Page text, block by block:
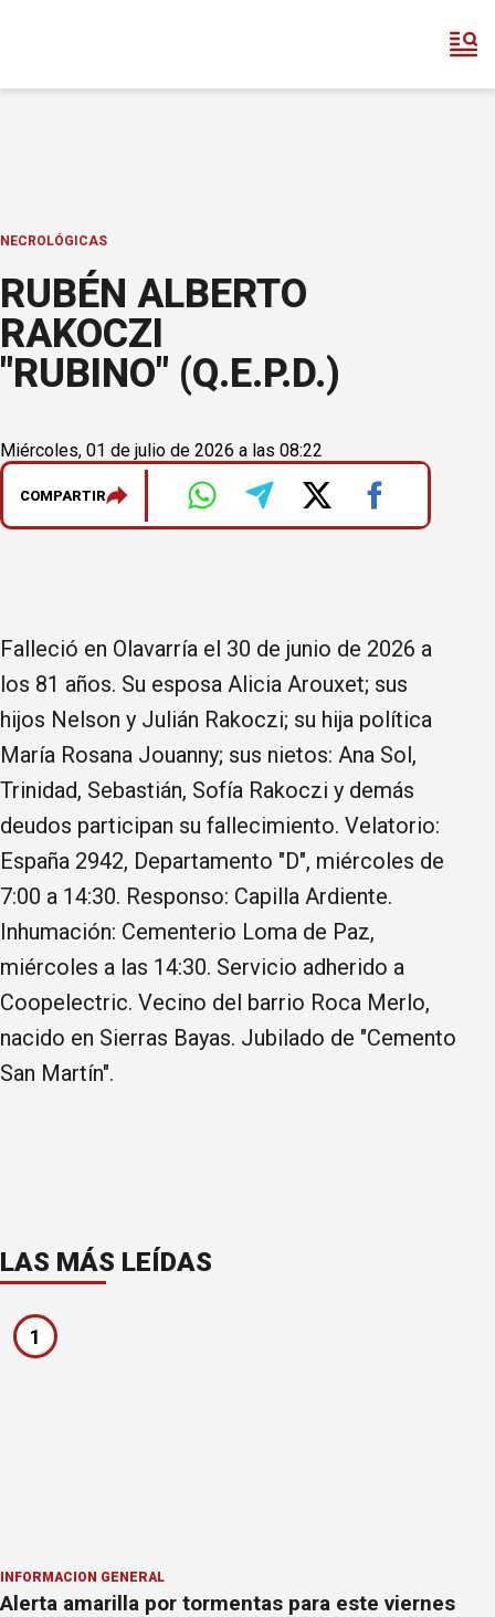
NECROLÓGICAS
RUBÉN ALBERTO
RAKOCZI
"RUBINO" (Q.E.P.D.)
Miércoles, 01 de julio de 2026 a las 08:22
COMPARTIR
Falleció en Olavarría el 30 de junio de 2026 a
los 81 años. Su esposa Alicia Arouxet; sus
hijos Nelson y Julián Rakoczi; su hija política
María Rosana Jouanny; sus nietos: Ana Sol,
Trinidad, Sebastián, Sofía Rakoczi y demás
deudos participan su fallecimiento. Velatorio:
España 2942, Departamento "D", miércoles de
7:00 a 14:30. Responso: Capilla Ardiente.
Inhumación: Cementerio Loma de Paz,
miércoles a las 14:30. Servicio adherido a
Coopelectric. Vecino del barrio Roca Merlo,
nacido en Sierras Bayas. Jubilado de "Cemento
San Martín".
LAS MÁS LEÍDAS
1
INFORMACION GENERAL
Alerta amarilla por tormentas para este viernes